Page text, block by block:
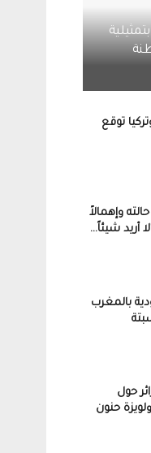
توقع
وإهمالاً
أريد شيئاً…
بالمغرب
حول
حنون